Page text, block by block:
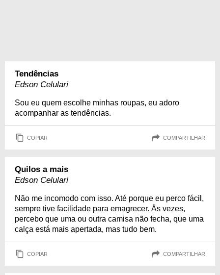
Tendências
Edson Celulari
Sou eu quem escolhe minhas roupas, eu adoro
acompanhar as tendências.
COPIAR COMPARTILHAR
Quilos a mais
Edson Celulari
Não me incomodo com isso. Até porque eu perco fácil,
sempre tive facilidade para emagrecer. Às vezes,
percebo que uma ou outra camisa não fecha, que uma
calça está mais apertada, mas tudo bem.
COPIAR COMPARTILHAR